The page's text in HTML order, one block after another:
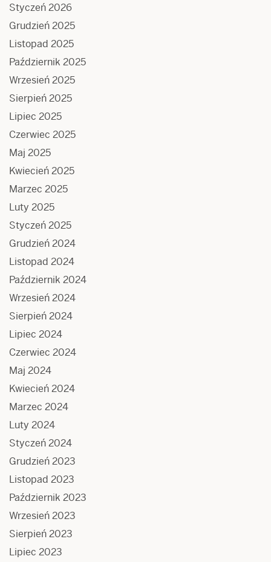
Styczeń 2026
Grudzień 2025
Listopad 2025
Październik 2025
Wrzesień 2025
Sierpień 2025
Lipiec 2025
Czerwiec 2025
Maj 2025
Kwiecień 2025
Marzec 2025
Luty 2025
Styczeń 2025
Grudzień 2024
Listopad 2024
Październik 2024
Wrzesień 2024
Sierpień 2024
Lipiec 2024
Czerwiec 2024
Maj 2024
Kwiecień 2024
Marzec 2024
Luty 2024
Styczeń 2024
Grudzień 2023
Listopad 2023
Październik 2023
Wrzesień 2023
Sierpień 2023
Lipiec 2023